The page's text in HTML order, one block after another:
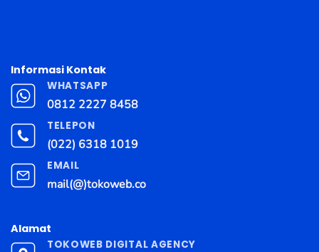
Informasi Kontak
WHATSAPP
0812 2227 8458
TELEPON
(022) 6318 1019
EMAIL
mail(@)tokoweb.co
Alamat
TOKOWEB DIGITAL AGENCY